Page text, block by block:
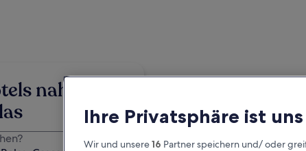
nahe Praia
Ihre Privatsphäre ist
Wir und unsere16 Partner speichern und/ oder